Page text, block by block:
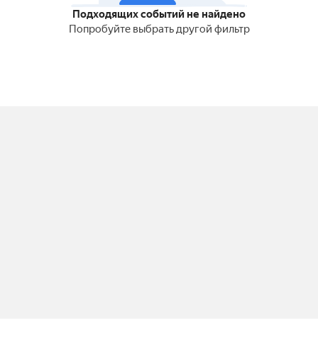
Подходящих событий не найдено
Попробуйте выбрать другой фильтр